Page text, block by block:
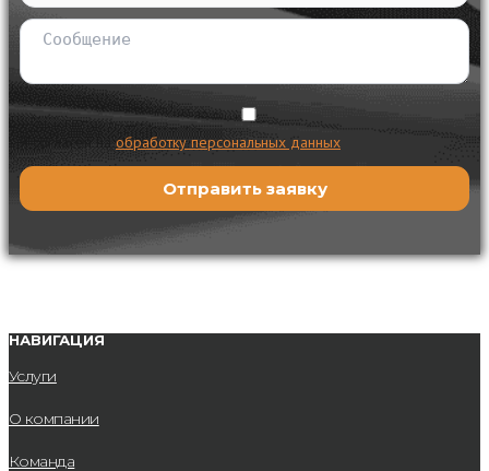
Я согласен наобработку персональных данных
НАВИГАЦИЯ
Услуги
О компании
Команда